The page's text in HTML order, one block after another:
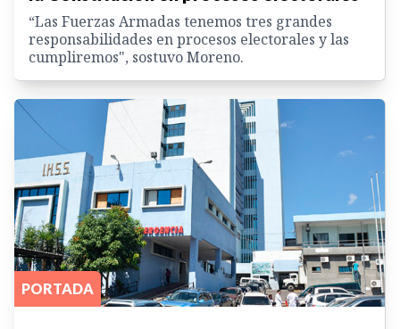
“Las Fuerzas Armadas tenemos tres grandes
responsabilidades en procesos electorales y las
cumpliremos", sostuvo Moreno.
PORTADA